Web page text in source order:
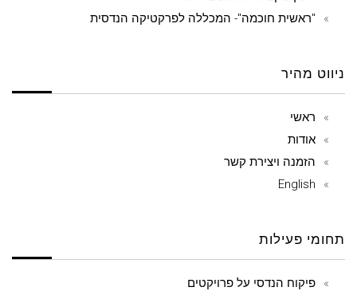
"ראשית חוכמה"- המכללה לפרקטיקה הנדסית
ניווט מהיר
ראשי
אודות
הזמנה ויצירת קשר
English
תחומי פעילות
פיקוח הנדסי על פרויקטים